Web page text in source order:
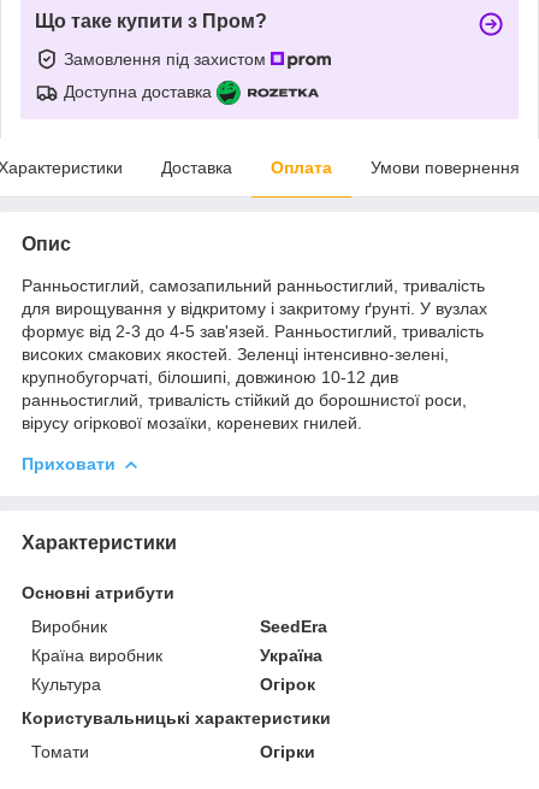
Що таке купити з Пром?
Замовлення під захистом
Доступна доставка
Доставка Оплата Умови повернення
Опис
Ранньостиглий, самозапильний ранньостиглий, тривалість
для вирощування у відкритому і закритому ґрунті. У вузлах
формує від 2-3 до 4-5 зав'язей. Ранньостиглий, тривалість
високих смакових якостей. Зеленці інтенсивно-зелені,
крупнобугорчаті, білошипі, довжиною 10-12 див
ранньостиглий, тривалість стійкий до борошнистої роси,
вірусу огіркової мозаїки, кореневих гнилей.
Приховати
Характеристики
Основні атрибути
Виробник
SeedEra
Країна виробник
Україна
Культура
Огірок
Користувальницькі характеристики
Томати
Огірки